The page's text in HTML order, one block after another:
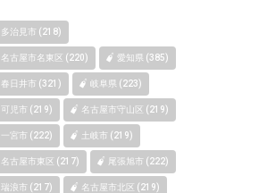
多治見市 (218)
名古屋市名東区 (220) 愛知県 (385)
春日井市 (321) 岐阜県 (223)
可児市 (219) 名古屋市守山区 (219)
一宮市 (222) 土岐市 (219)
名古屋市東区 (217) 尾張旭市 (222)
瑞浪市 (217) 名古屋市北区 (219)